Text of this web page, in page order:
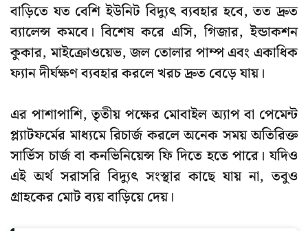
বাড়িতে যত বেশি ইউনিট বিদ্যুৎ ব্যবহার হবে, তত দ্রুত
ব্যালেন্স কমবে। বিশেষ করে এসি, গিজার, ইন্ডাকশন
কুকার, মাইক্রোওয়েভ, জল তোলার পাম্প এবং একাধিক
ফ্যান দীর্ঘক্ষণ ব্যবহার করলে খরচ দ্রুত বেড়ে যায়।
এর পাশাপাশি, তৃতীয় পক্ষের মোবাইল অ্যাপ বা পেমেন্ট
প্ল্যাটফর্মের মাধ্যমে রিচার্জ করলে অনেক সময় অতিরিক্ত
সার্ভিস চার্জ বা কনভিনিয়েন্স ফি দিতে হতে পারে। যদিও
এই অর্থ সরাসরি বিদ্যুৎ সংস্থার কাছে যায় না, তবুও
গ্রাহকের মোট ব্যয় বাড়িয়ে দেয়।